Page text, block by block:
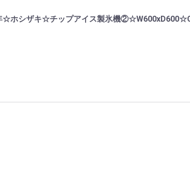
☆ホシザキ☆チップアイス製氷機